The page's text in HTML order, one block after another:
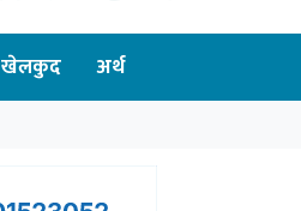
खेलकुद अर्थ